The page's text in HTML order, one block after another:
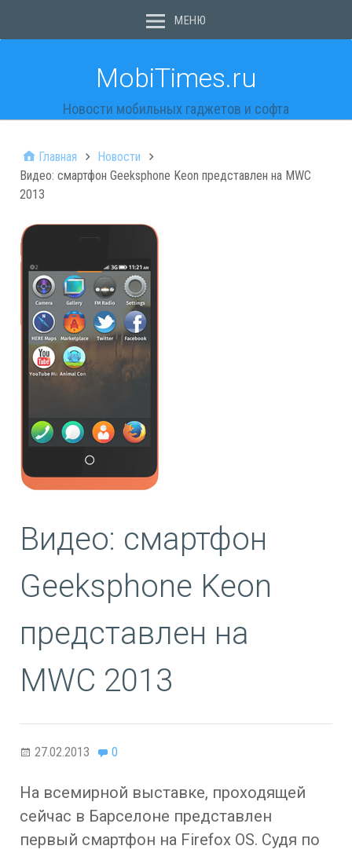
МЕНЮ
MobiTimes.ru
Новости мобильных гаджетов и софта
Главная
Новости
Видео: смартфон Geeksphone Keon представлен на MWC
2013
Видео: смартфон
Geeksphone Keon
представлен на
MWC 2013
27.02.2013 0
На всемирной выставке, проходящей
сейчас в Барселоне представлен
первый смартфон на Firefox OS. Судя по